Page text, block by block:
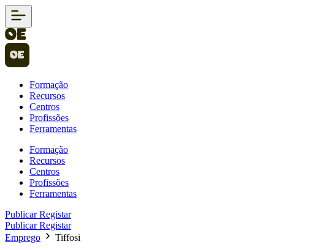
Formação
Recursos
Centros
Profissões
Ferramentas
Formação
Recursos
Centros
Profissões
Ferramentas
PublicarRegistar
PublicarRegistar
Emprego
Tiffosi